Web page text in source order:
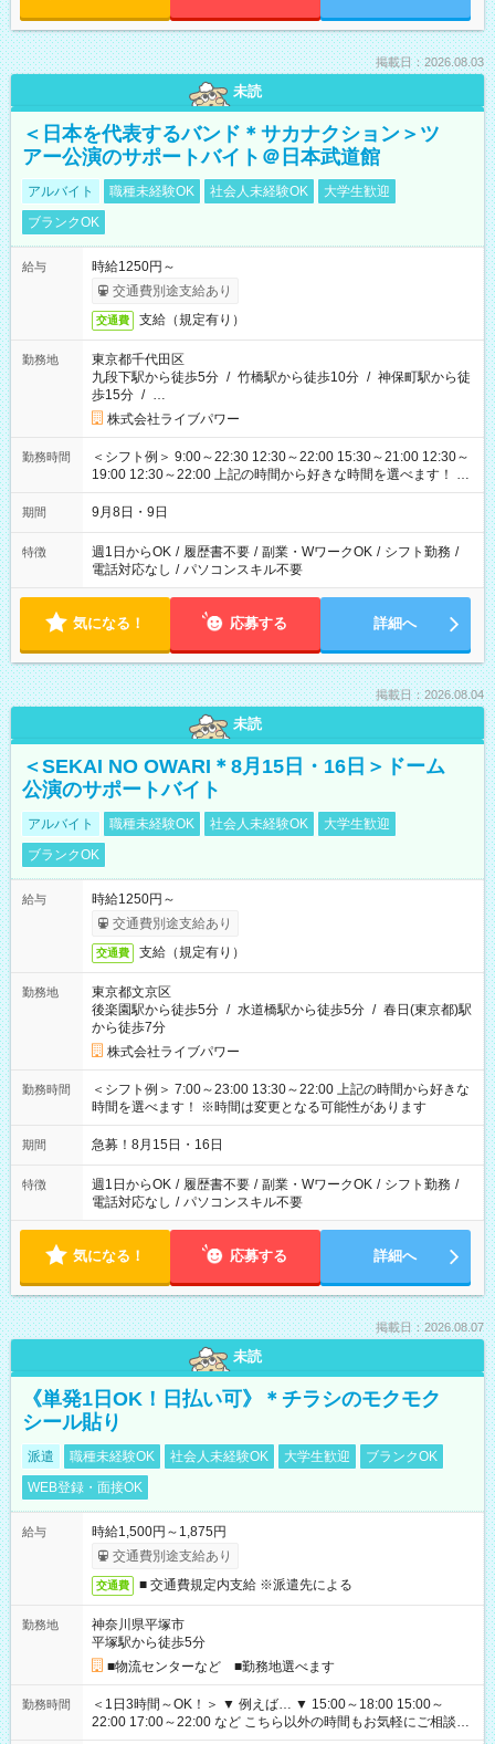
掲載日：2026.08.03
未読
＜日本を代表するバンド＊サカナクション＞ツ
アー公演のサポートバイト＠日本武道館
アルバイト 職種未経験OK 社会人未経験OK
大学生歓迎
ブランクOK
給与
時給1250円～
交通費別途支給あり
交通費 支給（規定有り）
勤務地
東京都千代田区
九段下駅から徒歩5分 / 竹橋駅から徒歩10分 / 神保町駅から徒
歩15分 / …
株式会社ライブパワー
勤務時間
＜シフト例＞ 9:00～22:30 12:30～22:00 15:30～21:00 12:30～
19:00 12:30～22:00 上記の時間から好きな時間を選べます！ ※
時間は変更となる可能性があります
期間 9月8日・9日
特徴 週1日からOK / 履歴書不要 / 副業・WワークOK / シフト勤務 /
電話対応なし / パソコンスキル不要
気になる！ 応募する 詳細へ
掲載日：2026.08.04
未読
＜SEKAI NO OWARI＊8月15日・16日＞ドーム
公演のサポートバイト
アルバイト 職種未経験OK 社会人未経験OK
大学生歓迎
ブランクOK
給与
時給1250円～
交通費別途支給あり
交通費 支給（規定有り）
勤務地
東京都文京区
後楽園駅から徒歩5分 / 水道橋駅から徒歩5分 / 春日(東京都)駅
から徒歩7分
株式会社ライブパワー
勤務時間
＜シフト例＞ 7:00～23:00 13:30～22:00 上記の時間から好きな
時間を選べます！ ※時間は変更となる可能性があります
期間 急募！8月15日・16日
特徴 週1日からOK / 履歴書不要 / 副業・WワークOK / シフト勤務 /
電話対応なし / パソコンスキル不要
気になる！ 応募する 詳細へ
掲載日：2026.08.07
未読
《単発1日OK！日払い可》＊チラシのモクモク
シール貼り
派遣 職種未経験OK 社会人未経験OK 大学生歓迎
ブランクOK
WEB登録・面接OK
給与
時給1,500円～1,875円
交通費別途支給あり
交通費 ■ 交通費規定内支給 ※派遣先による
勤務地
神奈川県平塚市
平塚駅から徒歩5分
■物流センターなど ■勤務地選べます
勤務時間
＜1日3時間～OK！＞ ▼ 例えば… ▼ 15:00～18:00 15:00～
22:00 17:00～22:00 など こちら以外の時間もお気軽にご相談く
ださい！